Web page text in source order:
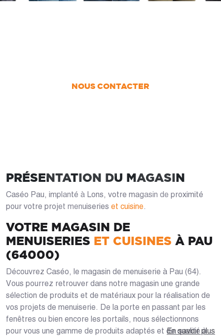
NOUS CONTACTER
PRÉSENTATION DU MAGASIN
Caséo Pau, implanté à Lons, votre magasin de proximité
pour votre projet menuiseries et cuisine.
VOTRE MAGASIN DE
MENUISERIES ET CUISINES À PAU
(64000)
Découvrez Caséo, le magasin de menuiserie à Pau (64).
Vous pourrez retrouver dans notre magasin une grande
sélection de produits et de matériaux pour la réalisation de
vos projets de menuiserie. De la porte en passant par les
fenêtres ou bien encore les portails, nous sélectionnons
pour vous une gamme de produits adaptés et de qualité à
En savoir plus